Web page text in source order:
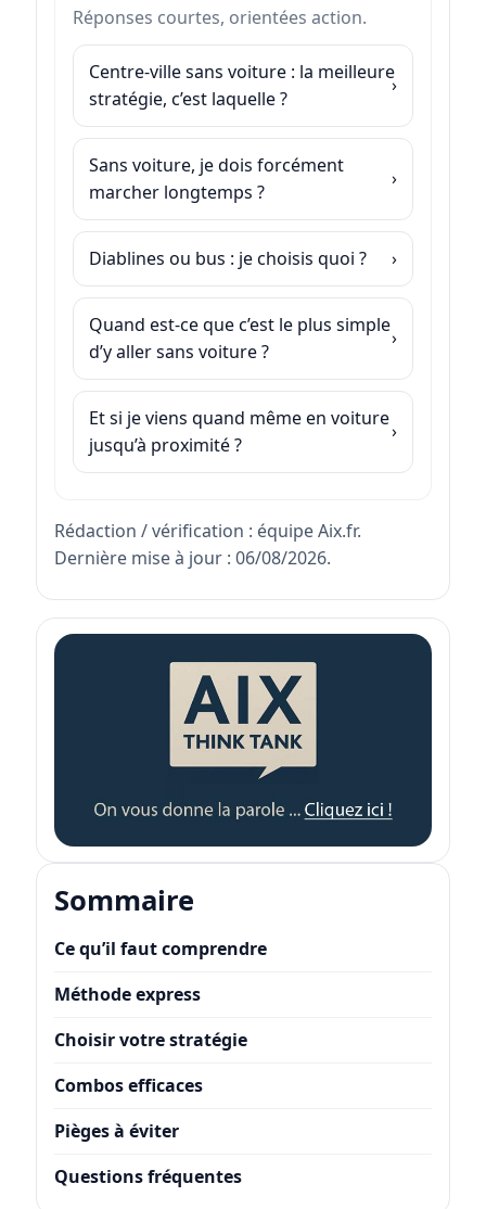
Réponses courtes, orientées action.
Centre-ville sans voiture : la meilleure
stratégie, c’est laquelle ?
Sans voiture, je dois forcément
marcher longtemps ?
Diablines ou bus : je choisis quoi ?
Quand est-ce que c’est le plus simple
d’y aller sans voiture ?
Et si je viens quand même en voiture
jusqu’à proximité ?
Rédaction / vérification : équipe Aix.fr.
Dernière mise à jour : 06/08/2026.
Sommaire
Ce qu’il faut comprendre
Méthode express
Choisir votre stratégie
Combos efficaces
Pièges à éviter
Questions fréquentes